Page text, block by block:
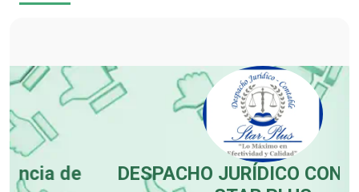
DESPACHO JURÍDICO CONTABLE -